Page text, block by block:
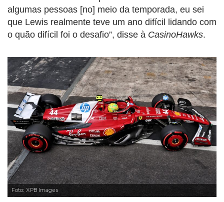
algumas pessoas [no] meio da temporada, eu sei
que Lewis realmente teve um ano difícil lidando com
o quão difícil foi o desafio”, disse à CasinoHawks.
Foto: XPB Images